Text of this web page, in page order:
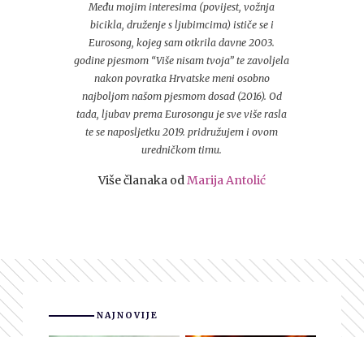
Među mojim interesima (povijest, vožnja
bicikla, druženje s ljubimcima) ističe se i
Eurosong, kojeg sam otkrila davne 2003.
godine pjesmom “Više nisam tvoja” te zavoljela
nakon povratka Hrvatske meni osobno
najboljom našom pjesmom dosad (2016). Od
tada, ljubav prema Eurosongu je sve više rasla
te se naposljetku 2019. pridružujem i ovom
uredničkom timu.
Više članaka odMarija Antolić
NAJNOVIJE